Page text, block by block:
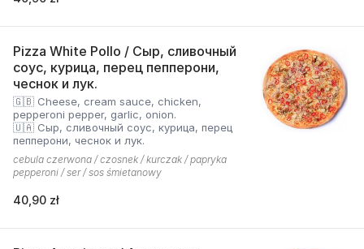
Pizza White Pollo / Сыр, сливочный
соус, курица, перец пепперони,
чеснок и лук.
🇬🇧 Cheese, cream sauce, chicken,
pepperoni pepper, garlic, onion.
🇺🇦 Сыр, сливочный соус, курица, перец
пепперони, чеснок и лук.
cebula czerwona / czosnek / kurczak / papryka
pepperoni / ser / sos śmietanowy
40,90 zł